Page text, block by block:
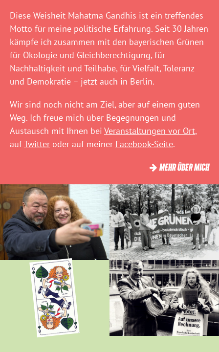
Diese Weisheit Mahatma Gandhis ist ein treffendes
Motto für meine politische Erfahrung. Seit 30 Jahren
kämpfe ich zusammen mit den bayerischen Grünen
für Ökologie und Gleichberechtigung, für
Nachhaltigkeit und Teilhabe, für Vielfalt, Toleranz
und Demokratie – jetzt auch in Berlin.
Wir sind noch nicht am Ziel, aber auf einem guten
Weg. Ich freue mich über Begegnungen und
Austausch mit Ihnen bei Veranstaltungen vor Ort,
aufTwitter oder auf meiner Facebook-Seite.
MEHR ÜBER MICH